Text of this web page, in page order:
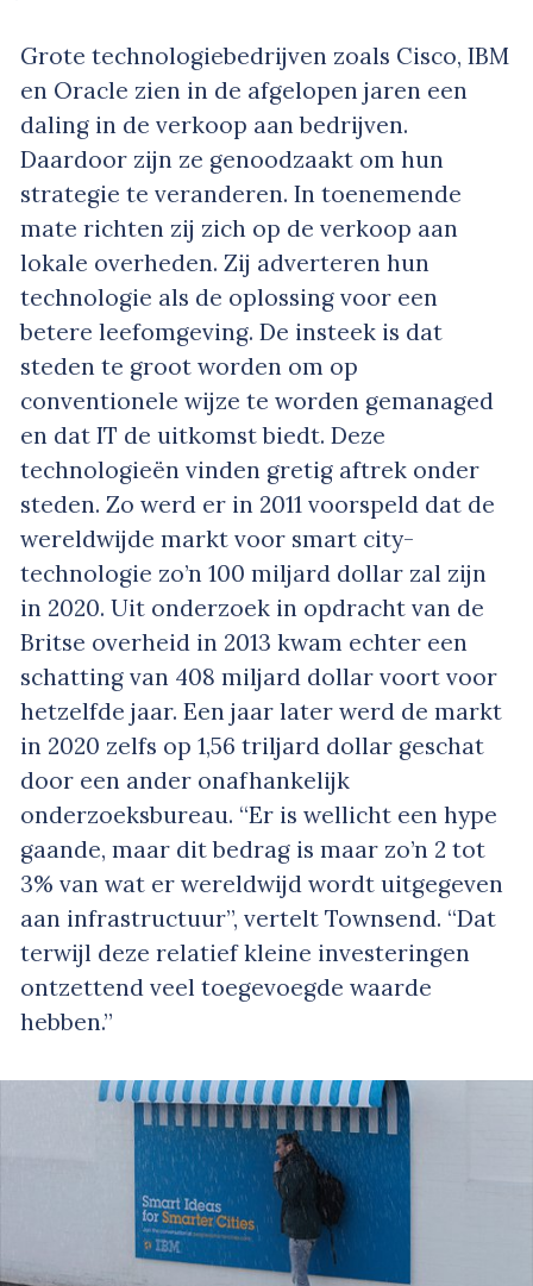
Grote technologiebedrijven zoals Cisco, IBM
en Oracle zien in de afgelopen jaren een
daling in de verkoop aan bedrijven.
Daardoor zijn ze genoodzaakt om hun
strategie te veranderen. In toenemende
mate richten zij zich op de verkoop aan
lokale overheden. Zij adverteren hun
technologie als de oplossing voor een
betere leefomgeving. De insteek is dat
steden te groot worden om op
conventionele wijze te worden gemanaged
en dat IT de uitkomst biedt. Deze
technologieën vinden gretig aftrek onder
steden. Zo werd er in 2011 voorspeld dat de
wereldwijde markt voor smart city-
technologie zo’n 100 miljard dollar zal zijn
in 2020. Uit onderzoek in opdracht van de
Britse overheid in 2013 kwam echter een
schatting van 408 miljard dollar voort voor
hetzelfde jaar. Een jaar later werd de markt
in 2020 zelfs op 1,56 triljard dollar geschat
door een ander onafhankelijk
onderzoeksbureau. “Er is wellicht een hype
gaande, maar dit bedrag is maar zo’n 2 tot
3% van wat er wereldwijd wordt uitgegeven
aan infrastructuur”, vertelt Townsend. “Dat
terwijl deze relatief kleine investeringen
ontzettend veel toegevoegde waarde
hebben.”